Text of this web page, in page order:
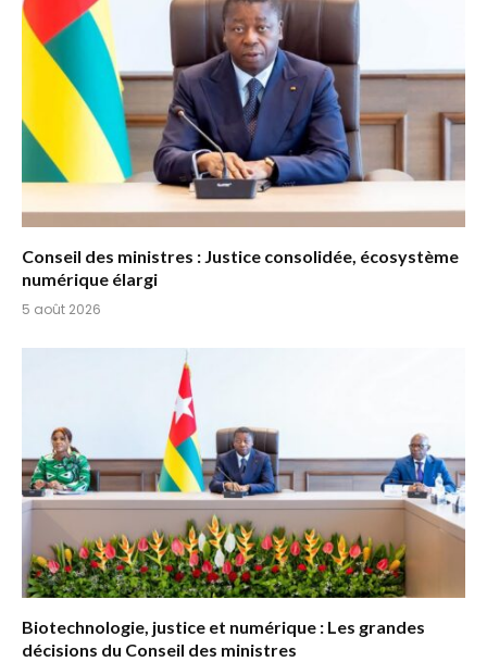
Conseil des ministres : Justice consolidée, écosystème
numérique élargi
5 août 2026
Biotechnologie, justice et numérique : Les grandes
décisions du Conseil des ministres